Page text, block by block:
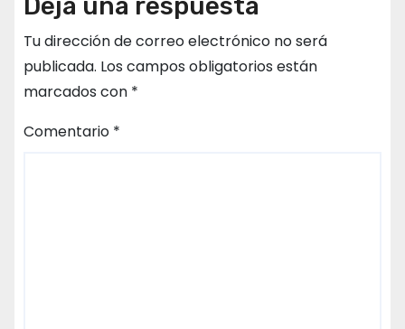
Tu dirección de correo electrónico no será
publicada. Los campos obligatorios están
marcados con *
Comentario *